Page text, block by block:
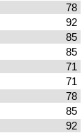
78
92
85
85
71
71
78
85
92